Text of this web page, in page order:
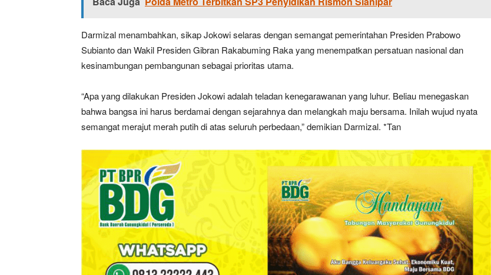
Darmizal menambahkan, sikap Jokowi selaras dengan semangat pemerintahan Presiden Prabowo
Subianto dan Wakil Presiden Gibran Rakabuming Raka yang menempatkan persatuan nasional dan
kesinambungan pembangunan sebagai prioritas utama.
“Apa yang dilakukan Presiden Jokowi adalah teladan kenegarawanan yang luhur. Beliau menegaskan
bahwa bangsa ini harus berdamai dengan sejarahnya dan melangkah maju bersama. Inilah wujud nyata
semangat merajut merah putih di atas seluruh perbedaan,” demikian Darmizal. *Tan